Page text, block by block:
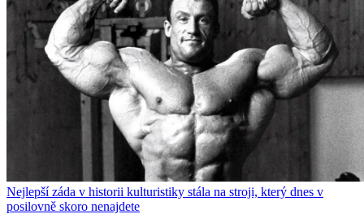
Nejlepší záda v historii kulturistiky stála na stroji, který dnes v
posilovně skoro nenajdete